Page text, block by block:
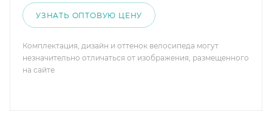
УЗНАТЬ ОПТОВУЮ ЦЕНУ
Комплектация, дизайн и оттенок велосипеда могут
незначительно отличаться от изображения, размещенного
на сайте